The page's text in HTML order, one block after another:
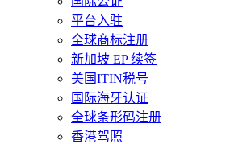
平台入驻
全球商标注册
新加坡 EP 续签
美国ITIN税号
国际海牙认证
全球条形码注册
香港驾照